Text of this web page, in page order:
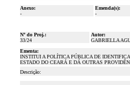
Anexo:
-
Emenda(s):
-
Nº do Proj.:
33/24
Autor:
GABRIELLA
Ementa:
INSTITUI A POLÍTICA PÚBLICA DE
ESTADO DO CEARÁ E DÁ OUTRAS
Descrição: